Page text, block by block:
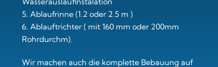
Ablaufrinne (1.2 oder 2.5 m )
Ablauftrichter ( mit 160 mm oder 200mm
Rohrdurchm).
Wir machen auch die komplette Bebauung auf